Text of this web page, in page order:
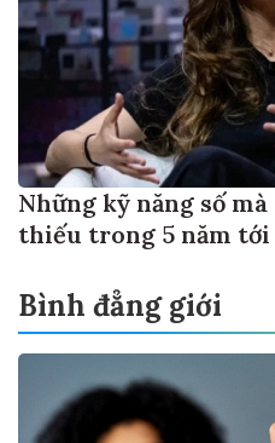
Những kỹ năng số
thiếu trong 5 năm tới
Bình đẳng giới